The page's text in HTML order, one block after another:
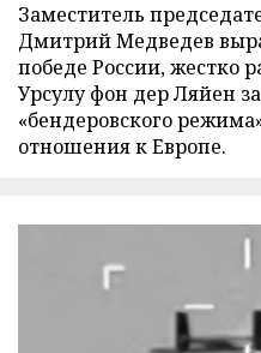
Заместитель
Дмитрий Медведев
победе России, жестко
Урсулу фон дер Ляйен
«бендеровского
отношения к Европе.